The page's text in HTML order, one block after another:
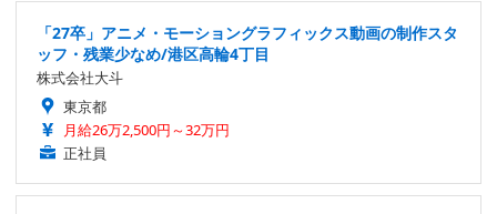
「27卒」アニメ・モーショングラフィックス動画の制作スタ
ッフ・残業少なめ/港区高輪4丁目
株式会社大斗
東京都
月給26万2,500円～32万円
正社員